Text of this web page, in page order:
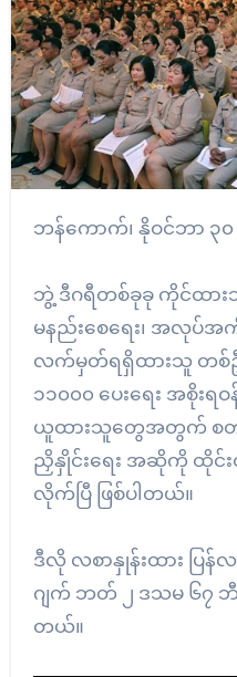
ဘန်ကောက်၊ နိုဝင်ဘာ ၃၀
ဘွဲ့ ဒီဂရီတစ်ခုခု ကိုင်ထာ
မနည်းစေရေး၊ အလုပ်
လက်မှတ်ရရှိထားသူ တစ်
၁၁၀၀၀ ပေးရေး အစိုး
ယူထားသူတွေအတွက် စတ
ညှိနှိုင်းရေး အဆိုကို ထိုင်း
လိုက်ပြီ ဖြစ်ပါတယ်။
ဒီလို လစာနှုန်းထား ပြ
ဂျက် ဘတ် ၂ ဒသမ ၆၇ ဘီ
တယ်။